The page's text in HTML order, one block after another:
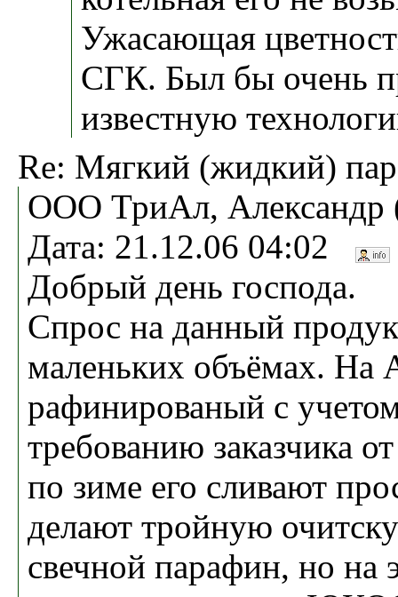
Ужасающая
СГК. Был бы очень
известную
Re: Мягкий (жидкий)
ООО ТриАл, Александр
Дата: 21.12.06 04:02
Добрый день господа.
Спрос на данный
маленьких объёмах. На
рафинированый с
требованию заказчика
по зиме его сливают
делают тройную
свечной парафин, но на